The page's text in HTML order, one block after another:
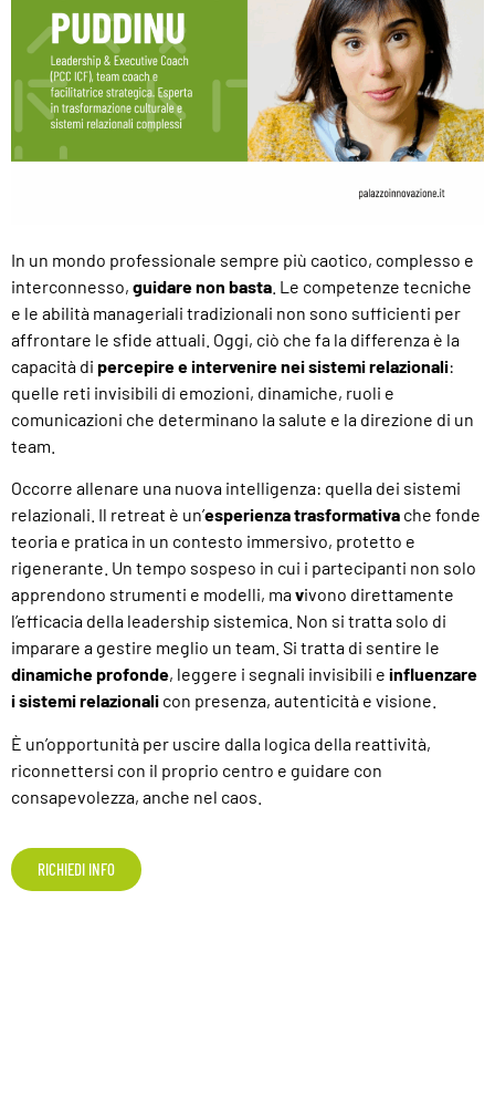
In un mondo professionale sempre più caotico, complesso e
interconnesso, guidare non basta . Le competenze tecniche
e le abilità manageriali tradizionali non sono sufficienti per
affrontare le sfide attuali. Oggi, ciò che fa la differenza è la
capacità di percepire e intervenire nei sistemi relazionali:
quelle reti invisibili di emozioni, dinamiche, ruoli e
comunicazioni che determinano la salute e la direzione di un
team.
Occorre allenare una nuova intelligenza: quella dei sistemi
relazionali. Il retreat è un’esperienza trasformativa che fonde
teoria e pratica in un contesto immersivo, protetto e
rigenerante. Un tempo sospeso in cui i partecipanti non solo
apprendono strumenti e modelli, mavivono direttamente
l’efficacia della leadership sistemica. Non si tratta solo di
imparare a gestire meglio un team. Si tratta di sentire le
dinamiche profonde, leggere i segnali invisibili e influenzare
i sistemi relazionali con presenza, autenticità e visione.
È un’opportunità per uscire dalla logica della reattività,
riconnettersi con il proprio centro e guidare con
consapevolezza, anche nel caos.
RICHIEDI INFO